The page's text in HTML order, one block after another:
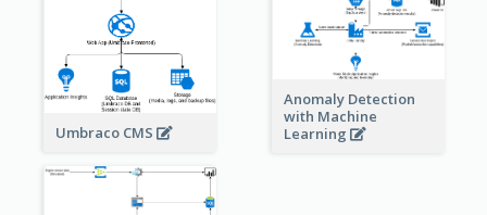
Umbraco CMS
Anomaly Detection
with Machine
Learning